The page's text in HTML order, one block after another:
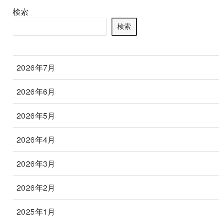
検索
検索
2026年7月
2026年6月
2026年5月
2026年4月
2026年3月
2026年2月
2025年1月